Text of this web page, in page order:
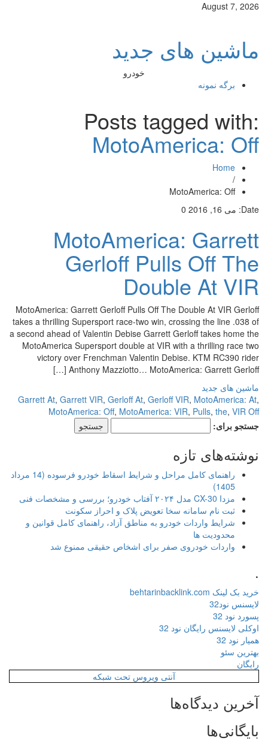
August 7, 2026
ماشین های جدید
خودرو
برگه نمونه
Posts tagged with:
MotoAmerica: Off
Home
/
MotoAmerica: Off
Date: می 16, 2016 0
MotoAmerica: Garrett
Gerloff Pulls Off The
Double At VIR
MotoAmerica: Garrett Gerloff Pulls Off The Double At VIR Gerloff
takes a thrilling Supersport race-two win, crossing the line .038 of
a second ahead of Valentin Debise Garrett Gerloff takes home the
MotoAmerica Supersport double at VIR with a thrilling race two
victory over Frenchman Valentin Debise. KTM RC390 rider
Anthony Mazziotto… MotoAmerica: Garrett Gerloff […]
ماشین های جدید
Garrett At,Garrett VIR,Gerloff At,Gerloff VIR,MotoAmerica: At
MotoAmerica: Off,MotoAmerica: VIR,Pulls,the,VIR Off
جستجو برای:
نوشته‌های تازه
راهنمای کامل مراحل و شرایط اسقاط خودرو فرسوده (14 مرداد
1405)
مزدا CX-30 مدل ۲۰۲۴ آفتاب خودرو؛ بررسی و مشخصات فنی
ثبت نام سامانه سخا تعویض پلاک و احراز سکونت
شرایط واردات خودرو به مناطق آزاد، راهنمای کامل قوانین و
محدودیت ها
واردات خودروی صفر برای اشخاص حقیقی ممنوع شد
خرید بک لینک behtarinbacklink.com
لایسنس نود32
پسورد نود 32
اوکلی لایسنس رایگان نود 32
همیار نود 32
بهترین سئو
رایگان
آنتی ویروس تحت شبکه
آخرین دیدگاه‌ها
بایگانی‌ها